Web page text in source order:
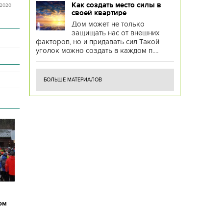
2020
Как создать место силы в
своей квартире
Дом может не только
защищать нас от внешних
факторов, но и придавать сил Такой
уголок можно создать в каждом п....
БОЛЬШЕ МАТЕРИАЛОВ